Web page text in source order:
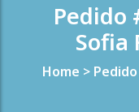
Pedido
Sofia
Home >